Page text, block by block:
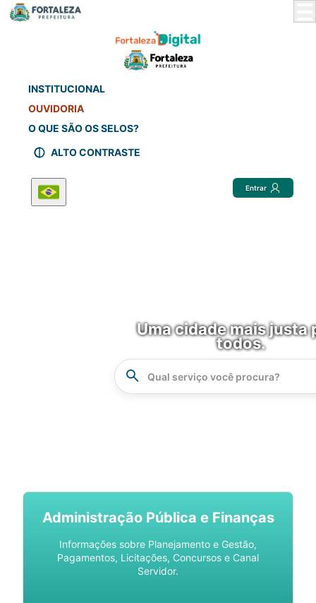
INSTITUCIONAL
OUVIDORIA
O QUE SÃO OS SELOS?
ALTO CONTRASTE
Entrar
Uma cidade mais justa
todos.
Administração Pública e Finanças
Informações sobre Planejamento e Gestão,
Pagamentos, Licitações, Concursos e Canal
Servidor.